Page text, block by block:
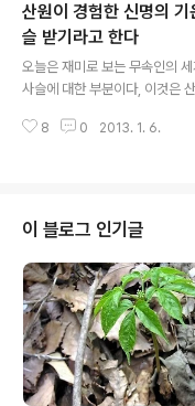
면서 무엇을 하든 그 분야에 미
가 라는 소리를 간혹 듣기도 합
라면, 점사를 보고, 굿을 해라,
분을 잘 하지 않습니다. 왜냐면,
면 죽은사람과도 같은것이기 때
신 기운은 다 잇읍니다. 그런데
산원이 경험한 신명의
슬 받기라고 한다
오늘은 재미로 보는 무속인의
사슬에 대한 부분이다, 이것은
우리나라의 허리 일명 백두대간
부분이다. 요즘 같은 21세기에
찾는다 , 아마도 우리나라에 무
이다 . 그 중에 진정한 참 무속
생각 있다고 본다. 그리고 이 사
많다, 그 사슬을 받을때의 기운
어렵지만 오늘 첫 글로써 사슬..
8 0 2013. 1. 6.
이 블로그 인기글